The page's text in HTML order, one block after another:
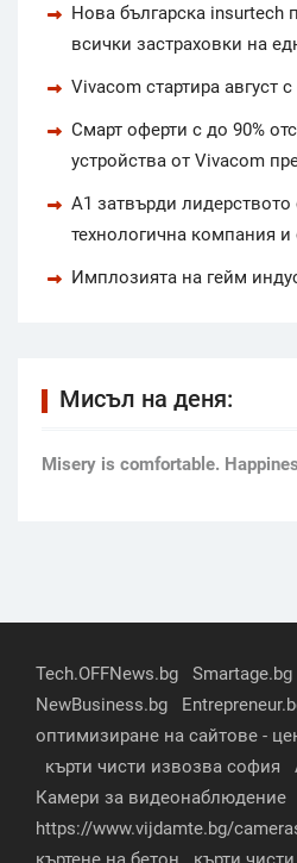
Нова българска insurtech
всички застраховки на
Vivacom стартира август
Смарт оферти с до 90%
устройства от Vivacom
А1 затвърди лидерството
технологична компания и
Имплозията на гейм
Мисъл на деня:
Мisery is comfortable.
Tech.OFFNews.bg Smartage.bg
NewBusiness.bg
оптимизиране на сайтове -
кърти чисти извозва софия
Камери за видеонаблюдение
https://www.vijdamte.bg/